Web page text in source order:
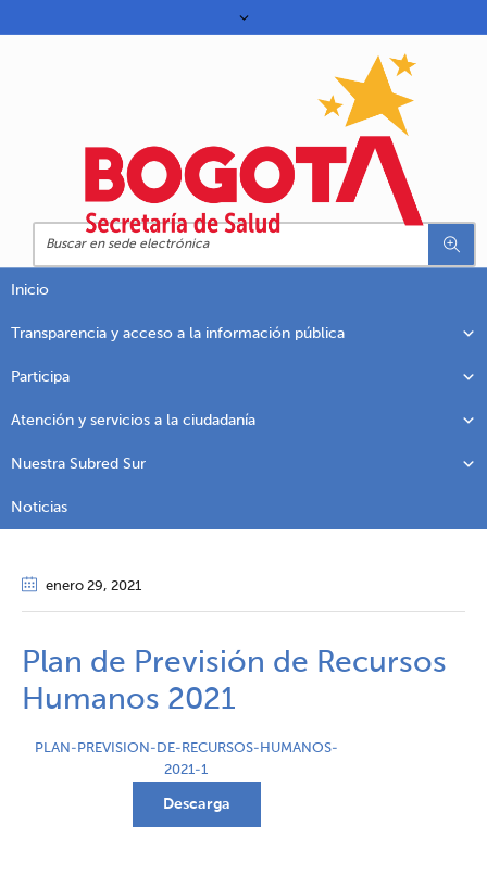
Inicio
Transparencia y acceso a la información pública
Participa
Atención y servicios a la ciudadanía
Nuestra Subred Sur
Noticias
enero 29, 2021
Plan de Previsión de Recursos
Humanos 2021
PLAN-PREVISION-DE-RECURSOS-HUMANOS-
2021-1
Descarga